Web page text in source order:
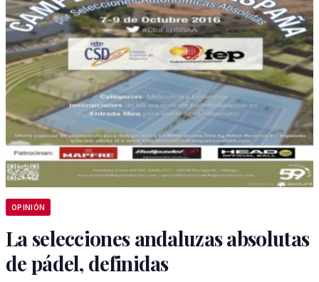
OPINIÓN
La selecciones andaluzas absolutas
de pádel, definidas